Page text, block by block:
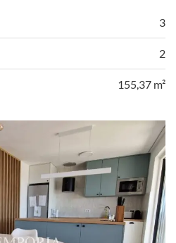
3
2
155,37 m²